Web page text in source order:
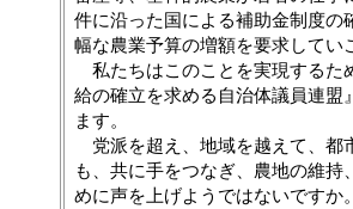
件に沿った国による補助金制度の
幅な農業予算の増額を要求してい
私たちはこのことを実現するた
給の確立を求める自治体議員連盟
ます。
党派を超え、地域を越えて、都
も、共に手をつなぎ、農地の維持
めに声を上げようではないですか。